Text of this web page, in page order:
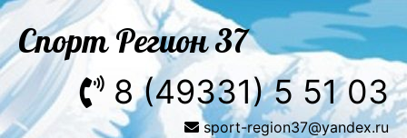
Спорт Регион 37
8 (49331) 5 51 03
sport-region37@yandex.ru